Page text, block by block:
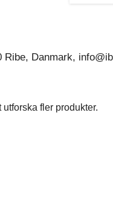
Danmark,
fler produkter.